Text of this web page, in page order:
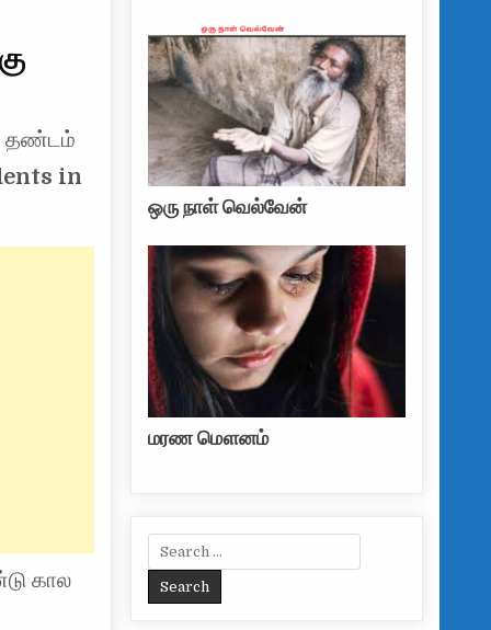
தண்டம்
in
கால
ஒரு நாள் வெல்வேன்
மரண மௌனம்
Search for: